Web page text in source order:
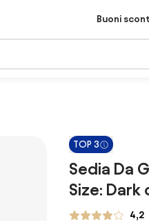
Buoni
TOP 3
Sedia Da
Size: Dark
4,2